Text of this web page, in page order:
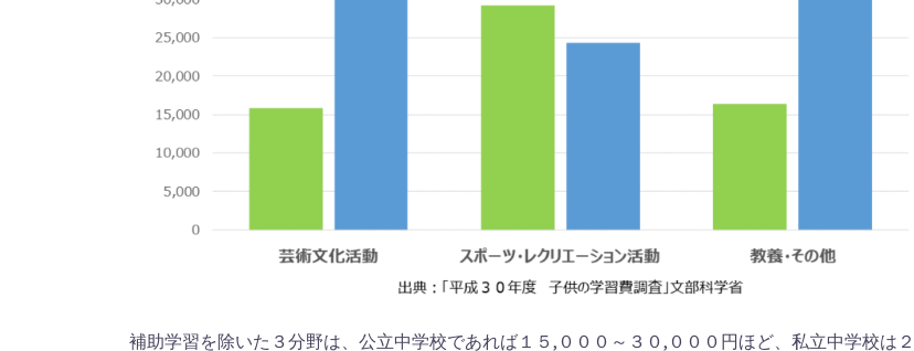
補助学習を除いた３分野は、公立中学校であれば１５,０００～３０,０００円ほど、私立中学校は